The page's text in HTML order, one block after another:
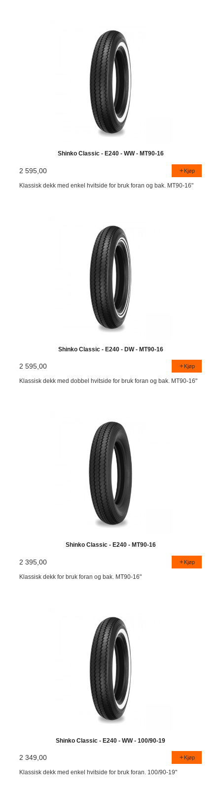
Shinko Classic - E240 - WW - MT90-16
2 595,00 Kjøp
Klassisk dekk med enkel hvitside for bruk foran og bak. MT90-16"
Shinko Classic - E240 - DW - MT90-16
2 595,00 Kjøp
Klassisk dekk med dobbel hvitside for bruk foran og bak. MT90-16"
Shinko Classic - E240 - MT90-16
2 395,00 Kjøp
Klassisk dekk for bruk foran og bak. MT90-16"
Shinko Classic - E240 - WW - 100/90-19
2 349,00 Kjøp
Klassisk dekk med enkel hvitside for bruk foran. 100/90-19"